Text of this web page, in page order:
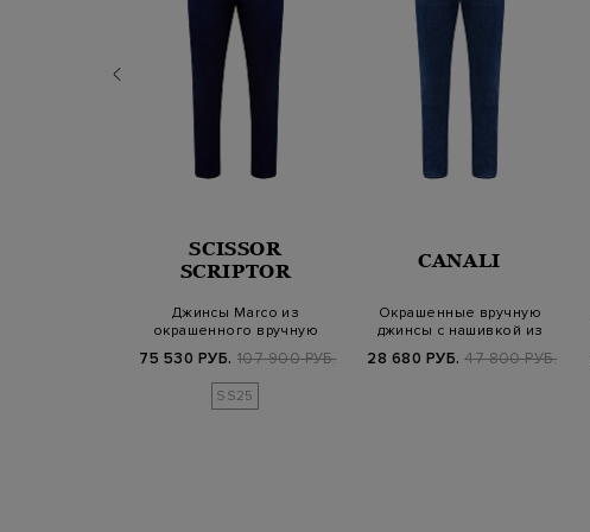
SCISSOR
SCRIPTOR
Джинсы Marco из
окрашенного вручную
75 530 РУБ. 107 900 РУБ.
SS25
CANALI
Окрашенные вручную
джинсы с нашивкой из
28 680 РУБ. 47 800 РУБ.